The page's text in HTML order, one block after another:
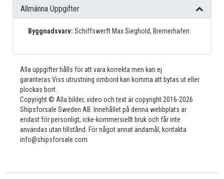
Allmänna Uppgifter
Byggnadsvarv: Schiffswerft Max Sieghold, Bremerhafen
Alla uppgifter hålls för att vara korrekta men kan ej
garanteras.Viss utrustning ombord kan komma att bytas ut eller
plockas bort.
Copyright © Alla bilder, video och text är copyright 2016-2026
Shipsforsale Sweden AB. Innehållet på denna webbplats är
endast för personligt, icke-kommersiellt bruk och får inte
användas utan tillstånd. För något annat ändamål, kontakta
info@shipsforsale.com